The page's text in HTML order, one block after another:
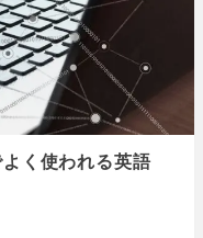
く使われる英語